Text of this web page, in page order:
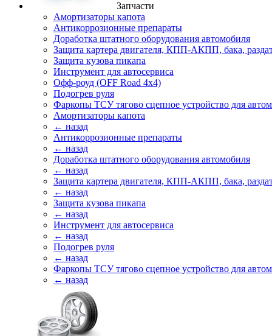
Запчасти
Амортизаторы капота
Антикоррозионные препараты
Доработка штатного оборудования автомобиля
Защита картера двигателя, КПП-АКПП, бака,
Защита кузова пикапа
Инструмент для автосервиса
Офф-роуд (OFF Road 4x4)
Подогрев руля
Фаркопы ТСУ тягово сцепное устройство для
Амортизаторы капота
← назад
Антикоррозионные препараты
← назад
Доработка штатного оборудования автомобиля
← назад
Защита картера двигателя, КПП-АКПП, бака,
← назад
Защита кузова пикапа
← назад
Инструмент для автосервиса
← назад
Подогрев руля
← назад
Фаркопы ТСУ тягово сцепное устройство для
← назад